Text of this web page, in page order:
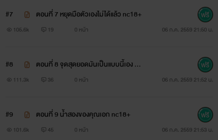
เอกราช ชายหนุ่มผู้ซึ่งไร้สมรรถภาพ ผู้ป่วยรายแรกของออย ชาย
#7 ตอนที่ 7 หยุดมือตัวเองไม่ได้แล้ว nc18+
105.6k 19 0 หน้า 06 ก.ค. 2559 21:50 น.
#8
ตอนที่ 8 จุดสุดยอดมันเป็นแบบนี้เอง nc
18+
111.3k 36 0 หน้า 06 ก.ค. 2559 21:52 น.
#9 ตอนที่ 9 น้ำสองของคุณเอก nc18+
101.6k 45 0 หน้า 06 ก.ค. 2559 21:53 น.